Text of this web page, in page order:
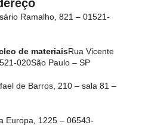
Ramalho, 821 – 01521-
de materiaisRua Vicente
020São Paulo – SP
de Barros, 210 – sala 81 –
Europa, 1225 – 06543-